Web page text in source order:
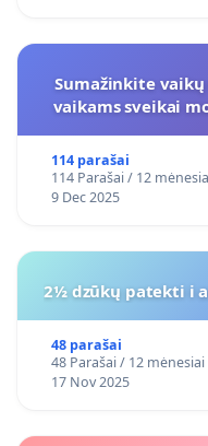
Sumažinkite
vaikams sveikai
114 parašai
114 Parašai / 12
9 Dec 2025
2½ dzūkų patekti i
48 parašai
48 Parašai / 12 mėnesiai
17 Nov 2025